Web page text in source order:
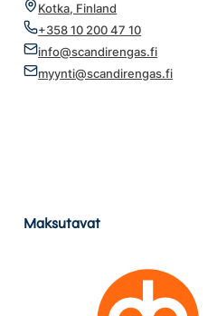
Kotka, Finland
+358 10 200 47 10
info@scandirengas.fi
myynti@scandirengas.fi
Maksutavat